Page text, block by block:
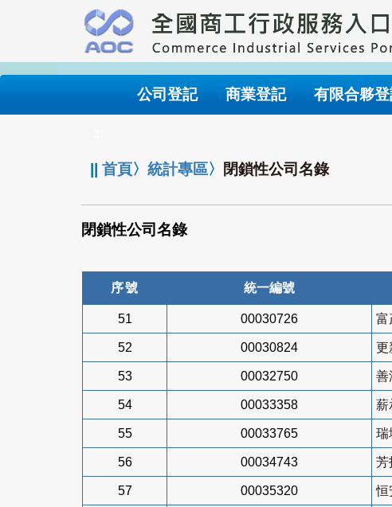
要
內
公司登記 商業登記 有限合夥
||首頁〉統計專區〉 閉鎖性公司名錄
閉鎖性公司名錄
序號 統一編號
51 00030726 富
52 00030824 更
53 00032750 善
54 00033358 薪
55 00033765 瑞
56 00034743 芳
57 00035320 恒